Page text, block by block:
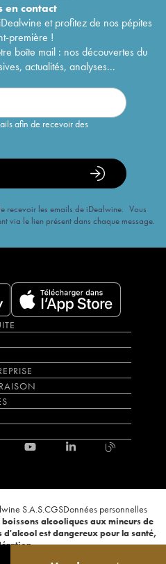
encontact
et profitez de nos pépites
première !
boîte mail : nos découvertes du
actualités, analyses...
afin de recevoir des
recevoir les emails de iDealwine. Vous
via le lien présent dans chaque message.
S.A.S.CGSDonnées personnelles
alcooliques aux mineurs de
d'alcool est dangereux pour la santé,